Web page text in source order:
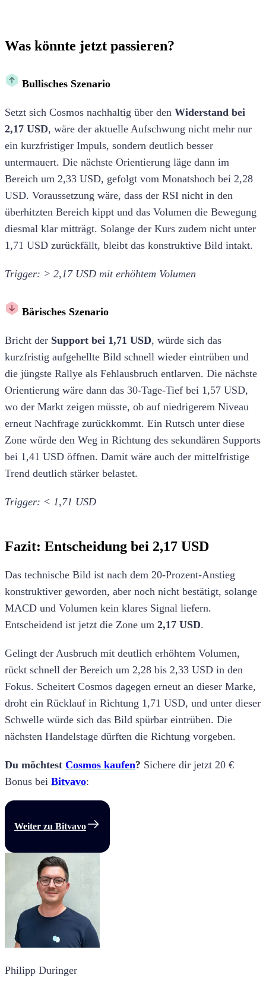
Was könnte jetzt passieren?
Bullisches Szenario
Setzt sich Cosmos nachhaltig über den Widerstand bei
2,17 USD, wäre der aktuelle Aufschwung nicht mehr nur
ein kurzfristiger Impuls, sondern deutlich besser
untermauert. Die nächste Orientierung läge dann im
Bereich um 2,33 USD, gefolgt vom Monatshoch bei 2,28
USD. Voraussetzung wäre, dass der RSI nicht in den
überhitzten Bereich kippt und das Volumen die Bewegung
diesmal klar mitträgt. Solange der Kurs zudem nicht unter
1,71 USD zurückfällt, bleibt das konstruktive Bild intakt.
Trigger: > 2,17 USD mit erhöhtem Volumen
Bärisches Szenario
Bricht der Support bei 1,71 USD, würde sich das
kurzfristig aufgehellte Bild schnell wieder eintrüben und
die jüngste Rallye als Fehlausbruch entlarven. Die nächste
Orientierung wäre dann das 30-Tage-Tief bei 1,57 USD,
wo der Markt zeigen müsste, ob auf niedrigerem Niveau
erneut Nachfrage zurückkommt. Ein Rutsch unter diese
Zone würde den Weg in Richtung des sekundären Supports
bei 1,41 USD öffnen. Damit wäre auch der mittelfristige
Trend deutlich stärker belastet.
Trigger: < 1,71 USD
Fazit: Entscheidung bei 2,17 USD
Das technische Bild ist nach dem 20-Prozent-Anstieg
konstruktiver geworden, aber noch nicht bestätigt, solange
MACD und Volumen kein klares Signal liefern.
Entscheidend ist jetzt die Zone um 2,17 USD.
Gelingt der Ausbruch mit deutlich erhöhtem Volumen,
rückt schnell der Bereich um 2,28 bis 2,33 USD in den
Fokus. Scheitert Cosmos dagegen erneut an dieser Marke,
droht ein Rücklauf in Richtung 1,71 USD, und unter dieser
Schwelle würde sich das Bild spürbar eintrüben. Die
nächsten Handelstage dürften die Richtung vorgeben.
Du möchtest Cosmos kaufen? Sichere dir jetzt 20 €
Bonus bei Bitvavo:
Weiter zu Bitvavo
Philipp Duringer